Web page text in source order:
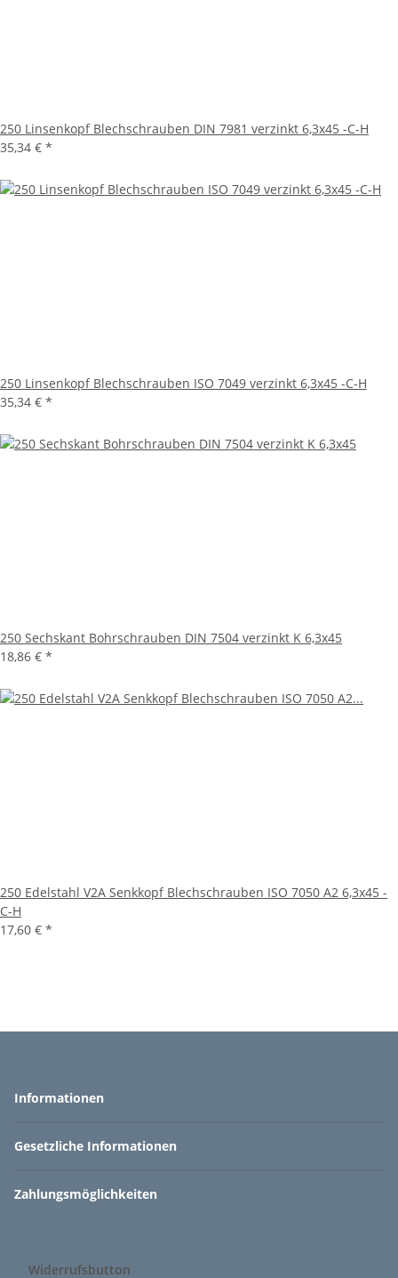
250 Linsenkopf Blechschrauben DIN 7981 verzinkt 6,3x45 -C-H
35,34 € *
250 Linsenkopf Blechschrauben ISO 7049 verzinkt 6,3x45 -C-H
35,34 € *
250 Sechskant Bohrschrauben DIN 7504 verzinkt K 6,3x45
18,86 € *
250 Edelstahl V2A Senkkopf Blechschrauben ISO 7050 A2 6,3x45 -
C-H
17,60 € *
Informationen
Gesetzliche Informationen
Zahlungsmöglichkeiten
Widerrufsbutton